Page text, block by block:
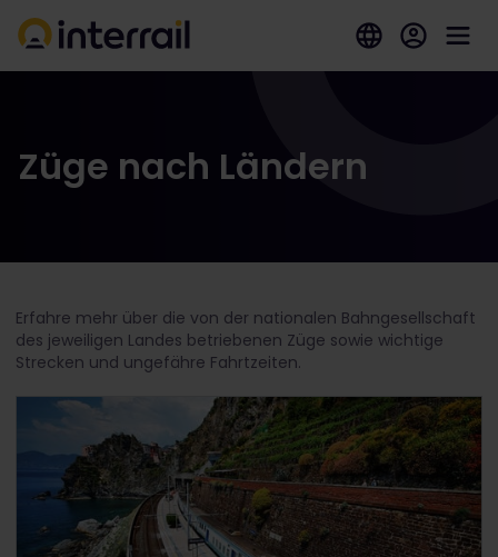
Züge nach Ländern
Erfahre mehr über die von der nationalen Bahngesellschaft
des jeweiligen Landes betriebenen Züge sowie wichtige
Strecken und ungefähre Fahrtzeiten.